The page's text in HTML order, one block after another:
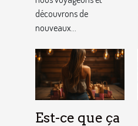
de
conciergerie
découvrons de
nouveaux...
Est-ce que ça